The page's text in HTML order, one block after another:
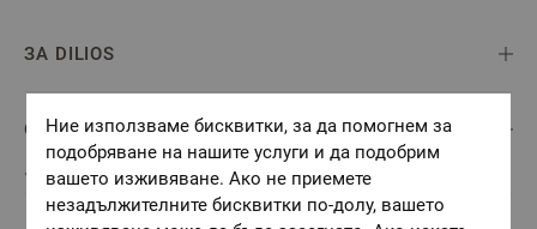
ЗА DILIOS
ОБСЛУЖВАНЕ НА КЛИЕНТИ
Управление на бисквитки
Ние използваме бисквитки, за да помогнем за
подобряване на нашите услуги и да подобрим
вашето изживяване. Ако не приемете
незадължителните бисквитки по-долу, вашето